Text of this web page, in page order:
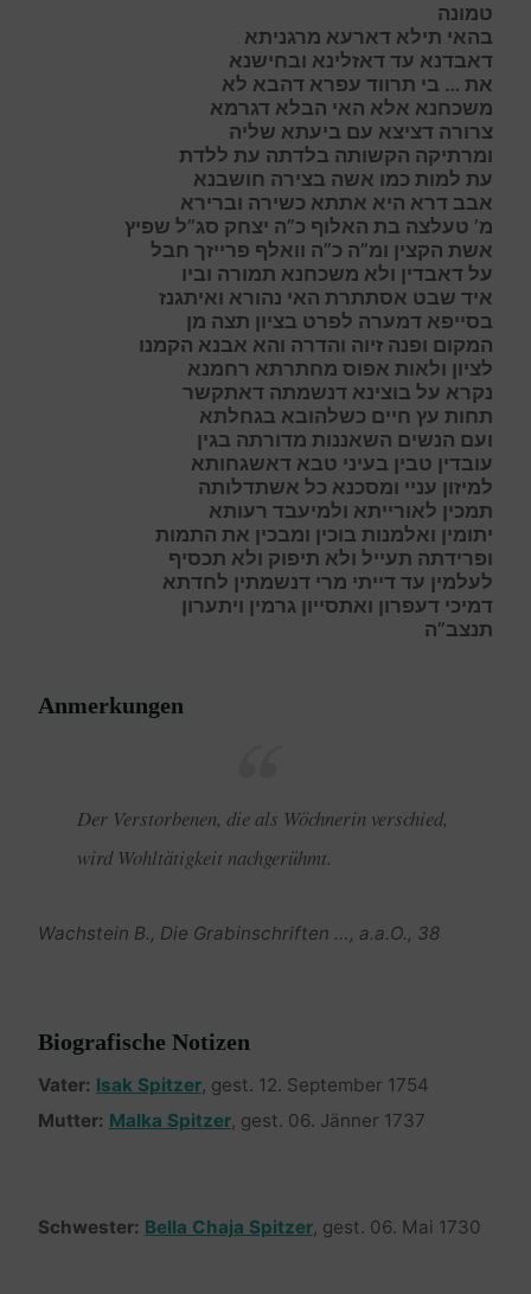
טמונה
בהאי תילא דארעא מרגניתא
דאבדנא עד דאזלינא ובחישנא
את … בי תרווד עפרא דהבא לא
משכחנא אלא האי הבלא דגרמא
צרורה דציצא עם ביעתא שליה
ומרתיקה הקשותה בלדתה עת ללדת
עת למות כמו אשה בצירה חושבנא
אבב דרא היא אתתא כשירה וברירא
מ’ טעלצה בת האלוף כ”ה יצחק סג”ל שפיץ
אשת הקצין ומ”ה כ”ה וואלף פרייזך חבל
על דאבדין ולא משכחנא תמורה וביו
אידשבט אסתתרת האי נהורא ואיתגנז
בסייפא דמערה לפרט בציון תצה מן
המקום ופנה זיוה והדרה והא אבנא הקמנו
לציון ולאות אפוס מחתרתא רחמנא
נקרא על בוצינא דנשמתה דאתקשר
תחות עץ חיים כשלהובא בגחלתא
ועם הנשים השאננות מדורתה בגין
עובדין טבין בעיני טבא דאשגחותא
למיזון עניי ומסכנא כל אשתדלותה
תמכין לאורייתא ולמיעבד רעותא
יתומין ואלמנות בוכין ומבכין את התמות
ופרידתה תעייל ולא תיפוק ולא תכסיף
לעלמין עד דייתי מרי דנשמתין לחדתא
דמיכי דעפרון ואתסייון גרמין ויתערון
תנצב”ה
Anmerkungen
Der Verstorbenen, die als Wöchnerin verschied,
wird Wohltätigkeit nachgerühmt.
Wachstein B., Die Grabinschriften …, a.a.O., 38
Biografische Notizen
Vater: Isak Spitzer, gest. 12. September 1754
Mutter: Malka Spitzer, gest. 06. Jänner 1737
Schwester: Bella Chaja Spitzer, gest. 06. Mai 1730